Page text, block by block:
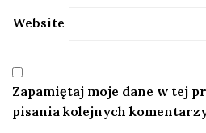
Website
Zapamiętaj moje dane w tej
pisania kolejnych